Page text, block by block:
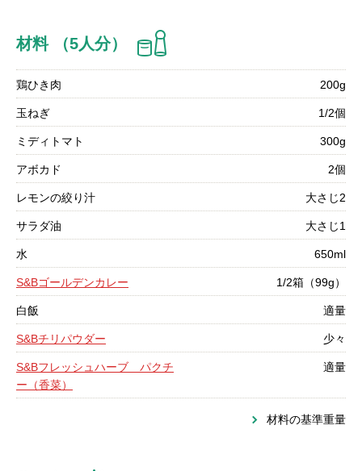
材料 （5人分）
鶏ひき肉 200g
玉ねぎ 1/2個
ミディトマト 300g
アボカド 2個
レモンの絞り汁 大さじ2
サラダ油 大さじ1
水 650ml
S&Bゴールデンカレー 1/2箱（99g）
白飯 適量
S&Bチリパウダー 少々
S&Bフレッシュハーブ パクチ
ー（香菜）
適量
材料の基準重量